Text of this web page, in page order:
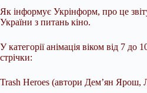
Як інформує Укрінформ, про це
України з питань кіно.
У категорії анімація віком від 7 до
стрічки:
Trash Heroes (автори Дем’ян Ярош,